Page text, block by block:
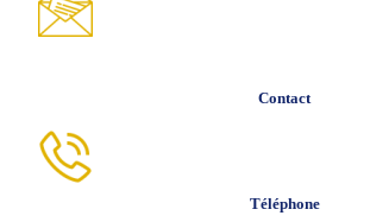
Contact
Téléphone